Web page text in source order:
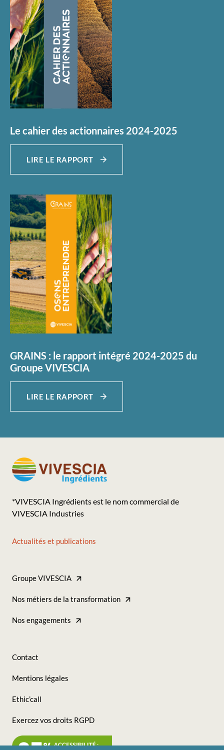
Le cahier des actionnaires 2024-2025
LIRE LE RAPPORT
GRAINS : le rapport intégré 2024-2025 du
Groupe VIVESCIA
LIRE LE RAPPORT
*VIVESCIA Ingrédients est le nom commercial de
VIVESCIA Industries
-
(Ingrédients)
Actualités et publications
Tous
sites
(Ingrédients)
Groupe VIVESCIA
Nos métiers de la transformation
Nos engagements
Nous
suivre
(Ingrédients)
Contact
Mentions légales
Ethic’call
Exercez vos droits RGPD